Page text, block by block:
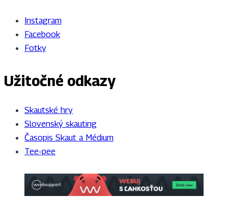
Instagram
Facebook
Fotky
Užitočné odkazy
Skautské hry
Slovenský skauting
Časopis Skaut a Médium
Tee-pee